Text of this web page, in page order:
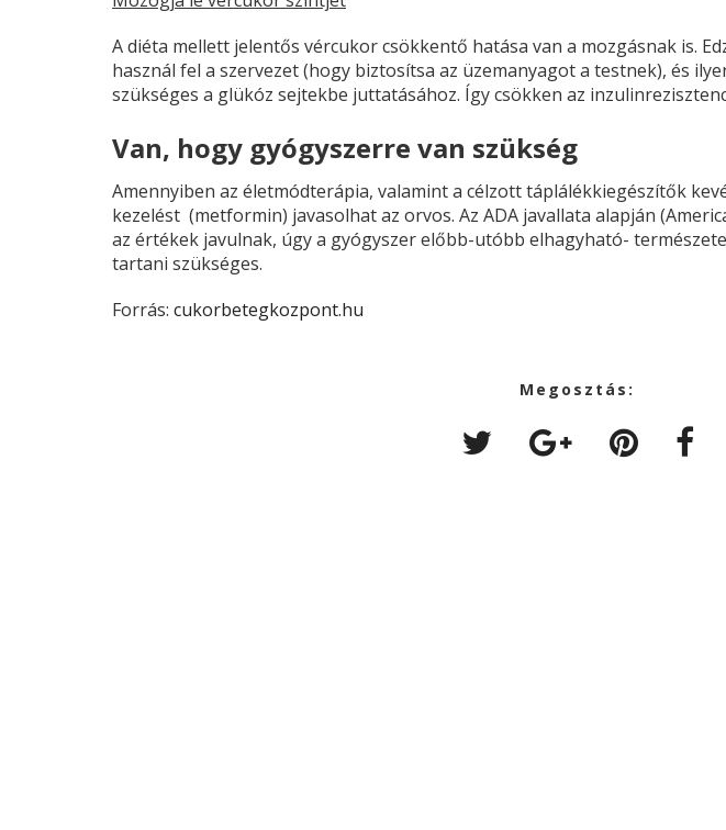
A diéta mellett jelentős vércukor csökkentő hatása van a mozgásnak is.
használ fel a szervezet (hogy biztosítsa az üzemanyagot a testnek), és
szükséges a glükóz sejtekbe juttatásához. Így csökken az
Van, hogy gyógyszerre van szükség
Amennyiben az életmódterápia, valamint a célzott táplálékkiegészítők
kezelést (metformin) javasolhat az orvos. Az ADA javallata alapján
az értékek javulnak, úgy a gyógyszer előbb-utóbb elhagyható-
tartani szükséges.
Forrás: cukorbetegkozpont.hu
Megosztás: